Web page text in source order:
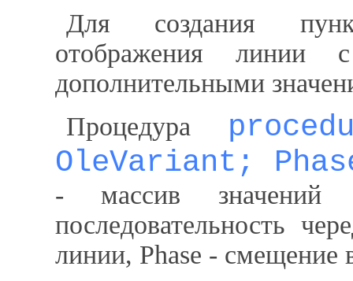
Для создания
отображения линии с
дополнительными
Процедура
OleVariant;
- массив значений
последовательность
линии, Phase - смещение